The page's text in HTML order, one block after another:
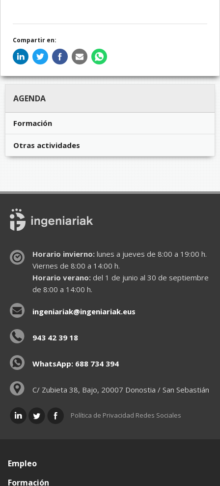
Compartir en:
AGENDA
Formación
Otras actividades
Horario invierno:lunes a jueves de 8:00 a 19:00 h.
Viernes de 8:00 a 14:00 h.
Horario verano:del 1 de junio al 30 de septiembre
de 8:00 a 14:00 h.
ingeniariak@ingeniariak.eus
943 42 39 18
WhatsApp: 688 734 394
C/ Zubieta 38, Bajo, 20007 Donostia / San Sebastián
Política de Privacidad Redes Sociales
Empleo
Formación